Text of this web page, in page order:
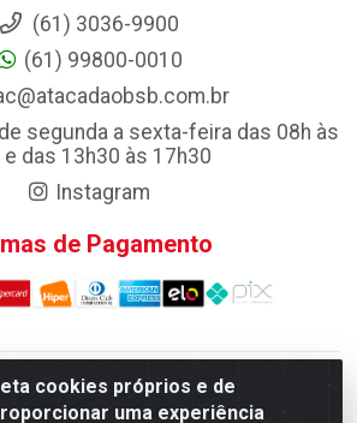
cookies próprios e de
uma experiência
(61) 3036-9900
(61) 99800-0010
segunda a sexta-feira das 08h às
e das 13h30 às 17h30
Instagram
de Pagamento
F. Pereira Queiroz Comercio e
- Quadra Qi 10 Lotes 39 e, 41 - Setor